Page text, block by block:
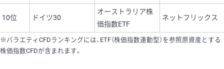
10位 ドイツ30
オーストラリア株
価指数ETF
ネットフリックス
※バラエティCFDランキングには、ETF（株価指数連動型）を参照原資産とする
株価指数CFDが含まれます。